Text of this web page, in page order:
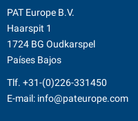
PAT Europe B.V.
Haarspit 1
1724 BG Oudkarspel
Países Bajos
Tlf. +31-(0)226-331450
E-mail: info@pateurope.com